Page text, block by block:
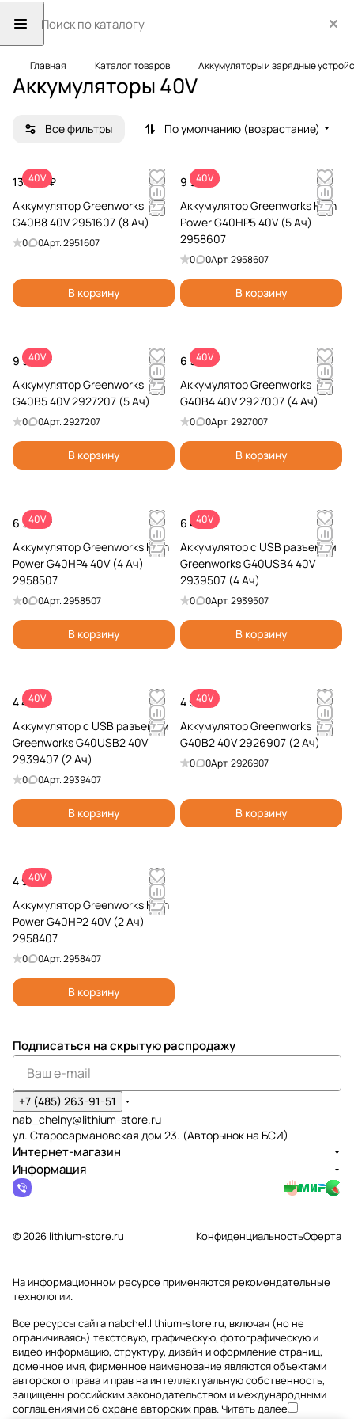
Главная Каталог товаров Аккумуляторы и зарядные
Аккумуляторы 40V
Все фильтры По умолчанию (возрастание)
40V
13 990 ₽
Аккумулятор Greenworks
G40B8 40V 2951607 (8 Ач)
0 0Арт.2951607
В корзину
40V
9 990 ₽
Аккумулятор Greenworks High
Power G40HP5 40V (5 Ач)
2958607
0 0Арт.2958607
В корзину
40V
9 990 ₽
Аккумулятор Greenworks
G40B5 40V 2927207 (5 Ач)
0 0Арт.2927207
В корзину
40V
6 990 ₽
Аккумулятор Greenworks
G40B4 40V 2927007 (4 Ач)
0 0Арт.2927007
В корзину
40V
6 990 ₽
Аккумулятор Greenworks High
Power G40HP4 40V (4 Ач)
2958507
0 0Арт.2958507
В корзину
40V
6 490 ₽
Аккумулятор с USB разъемом
Greenworks G40USB4 40V
2939507 (4 Ач)
0 0Арт.2939507
В корзину
40V
4 490 ₽
Аккумулятор с USB разъемом
Greenworks G40USB2 40V
2939407 (2 Ач)
0 0Арт.2939407
В корзину
40V
4 990 ₽
Аккумулятор Greenworks
G40B2 40V 2926907 (2 Ач)
0 0Арт.2926907
В корзину
40V
4 990 ₽
Аккумулятор Greenworks High
Power G40HP2 40V (2 Ач)
2958407
0 0Арт.2958407
В корзину
Подписаться на скрытую распродажу
+7 (485) 263-91-51
nab_chelny@lithium-store.ru
ул. Старосармановская дом 23. (Авторынок на БСИ)
Интернет-магазин
Информация
© 2026 lithium-store.ru КонфиденциальностьОферта
На информационном ресурсе применяютсярекомендательные
технологии.
Все ресурсы сайта nabchel.lithium-store.ru, включая (но не
ограничиваясь) текстовую, графическую, фотографическую и
видео информацию, структуру, дизайн и оформление страниц,
доменное имя, фирменное наименование являются объектами
авторского права и прав на интеллектуальную собственность,
защищены российским законодательством и международными
соглашениями об охране авторских прав.Читать далее